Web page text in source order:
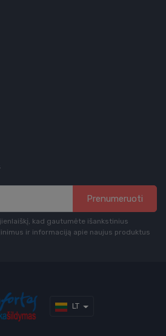
Prenumeruoti
kad gautumėte išankstinius
ir informaciją apie naujus produktus
LT